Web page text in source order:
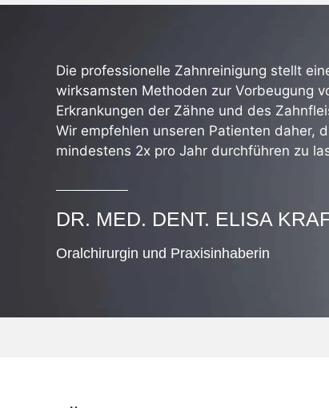
Die professionelle Zahnreinigung stellt
wirksamsten Methoden zur Vorbeugung
Erkrankungen der Zähne und des
Wir empfehlen unseren Patienten daher,
mindestens 2x pro Jahr durchführen zu
DR. MED. DENT. ELISA
Oralchirurgin und Praxisinhaberin